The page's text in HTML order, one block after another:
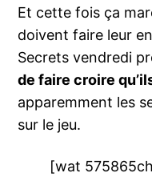
Et cette fois ça
doivent faire leur
Secrets vendredi
de faire croire
apparemment les
sur le jeu.
[wat